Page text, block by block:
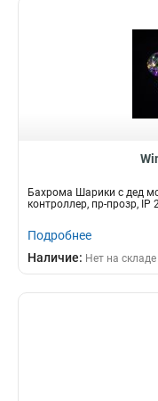
Бахрома Шарики с дед
контроллер, пр-прозр, IP
Подробнее
Наличие: Нет на складе